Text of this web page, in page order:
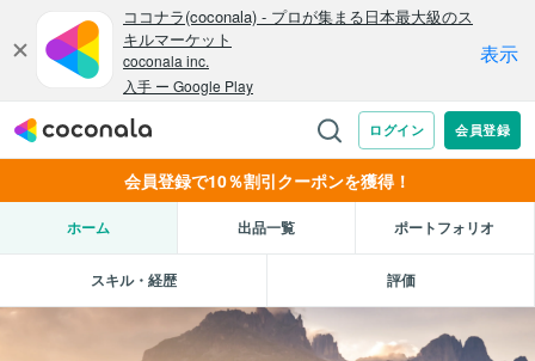
会員登録で10％割引クーポンを獲得！
ホーム 出品一覧 ポートフォリオ
スキル・経歴 評価